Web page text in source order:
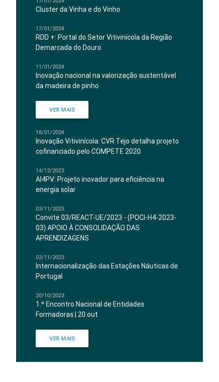
Cluster da Vinha e do Vinho
17/01/2024
RDD +: Portal do Setor Vitivinícola da Região
Demarcada do Douro
11/01/2024
Inovação nacional na valorização sustentável
da madeira de pinho
VER MAIS
18/01/2024
Inovação Vitivinícola: CVR Tejo detalha projeto
cofinanciado pelo COMPETE 2020
14/12/2023
AI4PV: Projeto inovador para eficiência na
energia solar
03/11/2023
Convite 03/REACT-UE/2023 - (POCI-H4-2023-
03) APOIO À CONSOLIDAÇÃO DAS
APRENDIZAGENS
02/11/2023
Internacionalização das Estações Náuticas de
Portugal
20/10/2023
1.º Encontro Nacional de Entidades
Formadoras | 20 out
VER MAIS